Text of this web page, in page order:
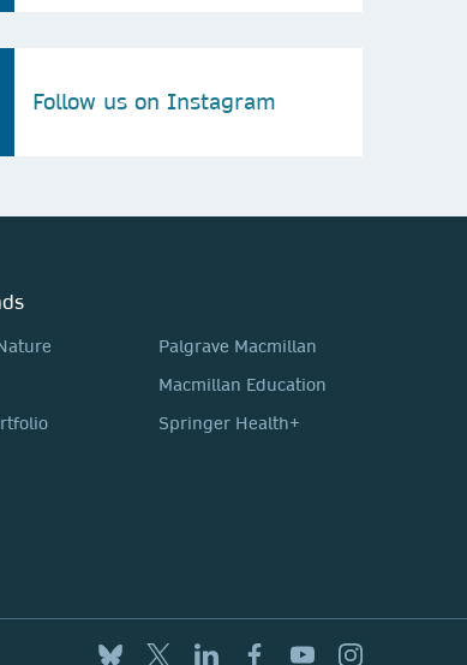
Follow us on Instagram
Palgrave Macmillan
Macmillan Education
Springer Health+